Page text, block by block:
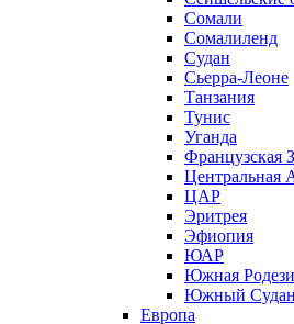
Сомали
Сомалиленд
Судан
Сьерра-Леоне
Танзания
Тунис
Уганда
Французская
Центральная
ЦАР
Эритрея
Эфиопия
ЮАР
Южная
Южный Судан
Европа